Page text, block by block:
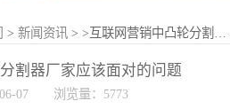
> 新闻资讯 > >互联网营销中凸轮分割器厂家应该面对的问题
割器厂家应该面对的问题
07 浏览量：5773